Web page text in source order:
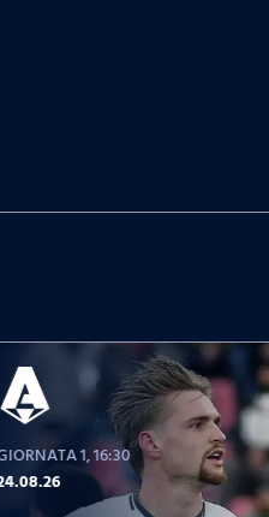
1, 16:30